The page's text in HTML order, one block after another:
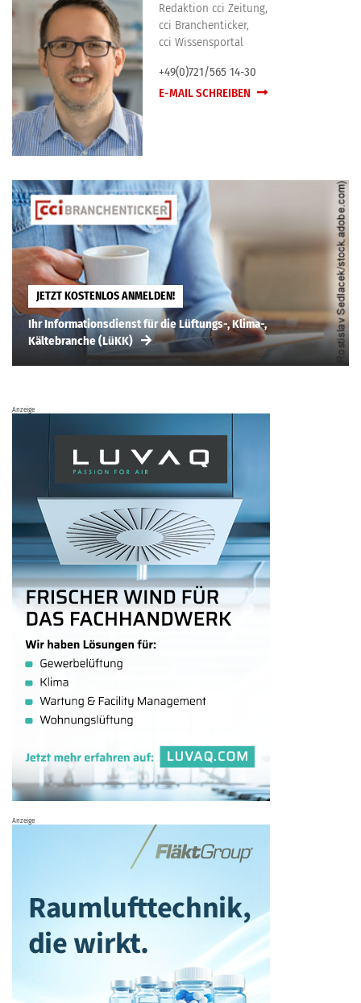
Redaktion cci Zeitung,
cci Branchenticker,
cci Wissensportal
+49(0)721/565 14-30
E-MAIL SCHREIBEN
JETZT KOSTENLOS ANMELDEN!
Ihr Informationsdienst für die Lüftungs-, Klima-,
Kältebranche (LüKK)
Anzeige
Anzeige